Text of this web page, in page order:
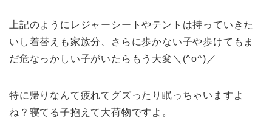
上記のようにレジャーシートやテントは持っていきた
いし着替えも家族分、さらに歩かない子や歩けてもま
だ危なっかしい子がいたらもう大変＼(^o^)／
特に帰りなんて疲れてグズったり眠っちゃいますよ
ね？寝てる子抱えて大荷物ですよ。